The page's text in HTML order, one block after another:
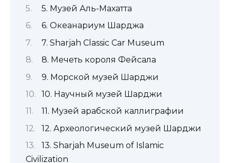
5. Музей Аль-Махатта
6. Океанариум Шарджа
7. Sharjah Classic Car Museum
8. Мечеть короля Фейсала
9. Морской музей Шарджи
10. Научный музей Шарджи
11. Музей арабской каллиграфии
12. Археологический музей Шарджи
13. Sharjah Museum of Islamic
Civilization